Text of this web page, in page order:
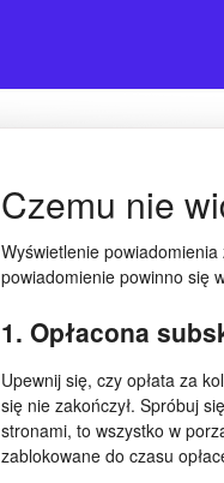
Czemu nie
Wyświetlenie
powiadomienie powinno się
1. Opłacona
Upewnij się, czy opłata za
się nie zakończył. Spróbuj
stronami, to wszystko w
zablokowane do czasu